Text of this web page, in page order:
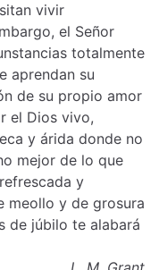
vivir
el Señor
totalmente
aprendan su
de su propio amor
el Dios vivo,
y árida donde no
mejor de lo que
y
meollo y de grosura
de júbilo te alabará